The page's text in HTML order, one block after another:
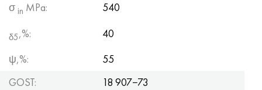
σ in MPa: 540
δ5,%:
40
ψ,%:
55
GOST:
18 907−73